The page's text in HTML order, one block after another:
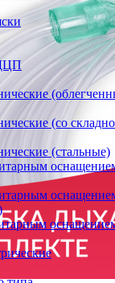
(со
(стальные)